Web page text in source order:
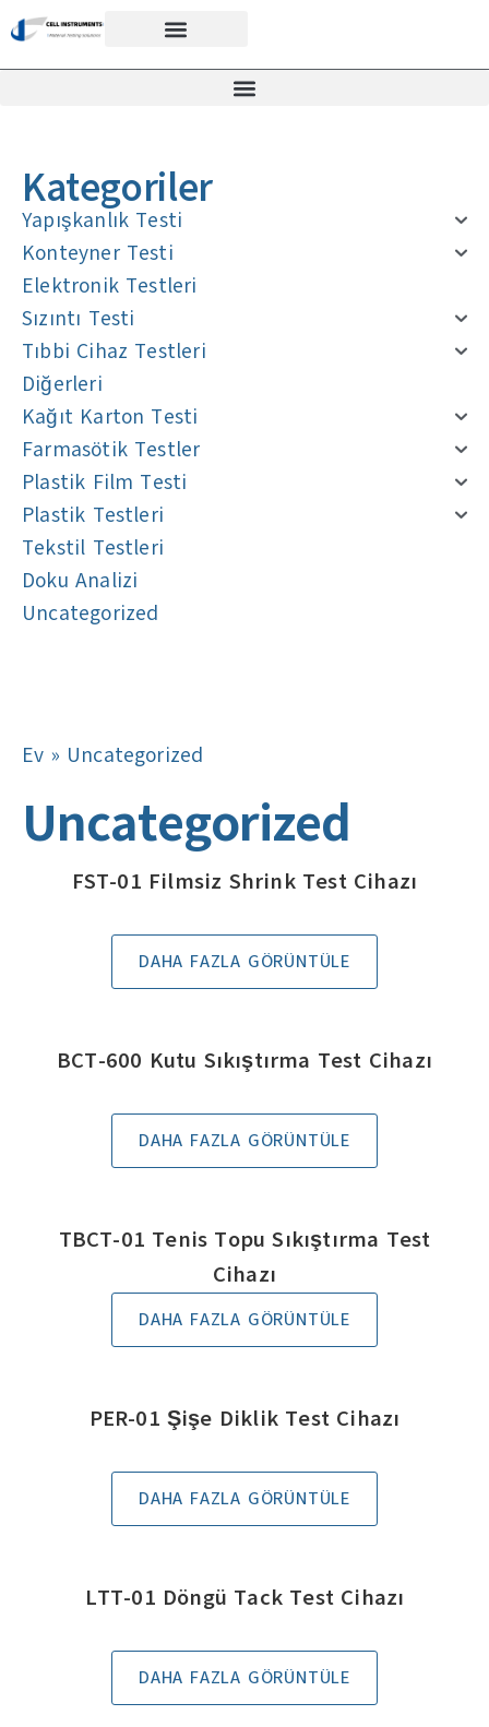
Kategoriler
Yapışkanlık Testi
Konteyner Testi
Elektronik Testleri
Sızıntı Testi
Tıbbi Cihaz Testleri
Diğerleri
Kağıt Karton Testi
Farmasötik Testler
Plastik Film Testi
Plastik Testleri
Tekstil Testleri
Doku Analizi
Uncategorized
Ev » Uncategorized
Uncategorized
FST-01 Filmsiz Shrink Test Cihazı
DAHA FAZLA GÖRÜNTÜLE
BCT-600 Kutu Sıkıştırma Test Cihazı
DAHA FAZLA GÖRÜNTÜLE
TBCT-01 Tenis Topu Sıkıştırma Test
Cihazı
DAHA FAZLA GÖRÜNTÜLE
PER-01 Şişe Diklik Test Cihazı
DAHA FAZLA GÖRÜNTÜLE
LTT-01 Döngü Tack Test Cihazı
DAHA FAZLA GÖRÜNTÜLE